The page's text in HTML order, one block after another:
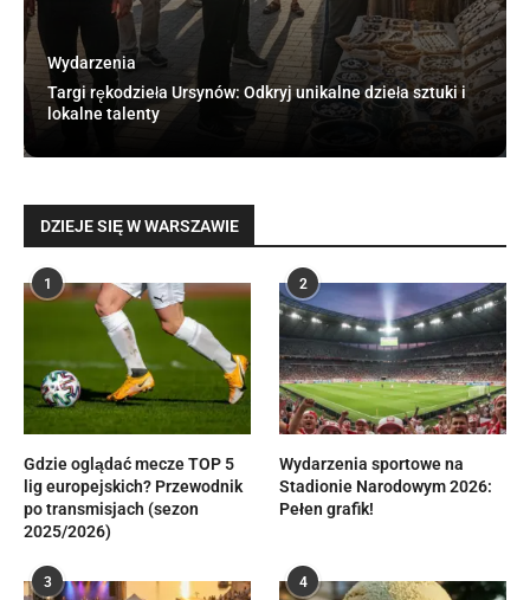
Wydarzenia
Targi rękodzieła Ursynów: Odkryj unikalne dzieła sztuki i
lokalne talenty
DZIEJE SIĘ W WARSZAWIE
1
Gdzie oglądać mecze TOP 5
lig europejskich? Przewodnik
po transmisjach (sezon
2025/2026)
2
Wydarzenia sportowe na
Stadionie Narodowym 2026:
Pełen grafik!
3 4